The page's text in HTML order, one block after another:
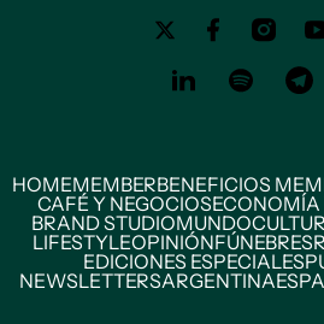
HOMEMEMBERBENEFICIOS
CAFÉ Y NEGOCIOSECONOMÍA
BRAND STUDIOMUNDO
LIFESTYLEOPINIÓNFÚNEBRES
EDICIONES ESPECIALES
NEWSLETTERSARGENTINA